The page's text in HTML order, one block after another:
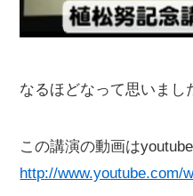
なるほどなって思いまし
この講演の動画は
http://www.youtube.com/